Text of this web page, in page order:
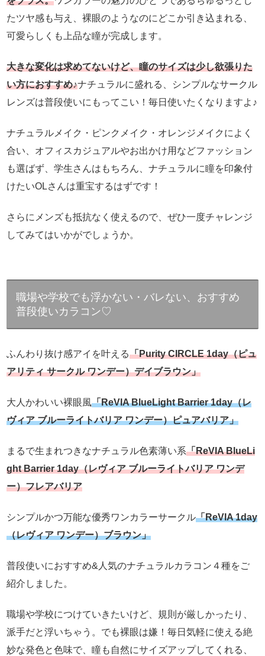
たツヤ感も与え、裸眼のようなのにどこか引き込まれる、
可愛らしくも上品な瞳が完成します。
大きな変化は求めてないけど、瞳のサイズは少し欲張りた
い方におすすめ♪ナチュラルに盛れる、シンプルなサークル
レンズは普段使いにもってこい！毎日使いたくなりますよ♪
ナチュラルメイク・ピンクメイク・オレンジメイクによく
合い、オフィスカジュアルやお出かけ用などファッション
も選ばず、学生さんはもちろん、ナチュラルに瞳を印象付
けたいOLさんは重宝するはずです！
さらにメンズも抵抗なく使えるので、ぜひ一度チャレンジ
してみてはいかがでしょうか。
職場や学校でも浮かない・バレない、おすすめ
普段使いカラコン♡
ふんわり抜け感アイを叶える「Purity CIRCLE 1day（ピュ
アリティ サークル ワンデー）デイブラウン」
大人かわいい裸眼風「ReVIA BlueLight Barrier 1day（レ
ヴィア ブルーライトバリア ワンデー）ピュアバリア」
まるで生まれつきなナチュラル色素薄い系「ReVIA BlueLi
ght Barrier 1day（レヴィア ブルーライトバリア ワンデ
ー）フレアバリア
シンプルかつ万能な優秀ワンカラーサークル「ReVIA 1day
（レヴィア ワンデー）ブラウン」
普段使いにおすすめ&人気のナチュラルカラコン４種をご
紹介しました。
職場や学校につけていきたいけど、規則が厳しかったり、
派手だと浮いちゃう。でも裸眼は嫌！毎日気軽に使える絶
妙な発色と色味で、瞳も自然にサイズアップしてくれる、